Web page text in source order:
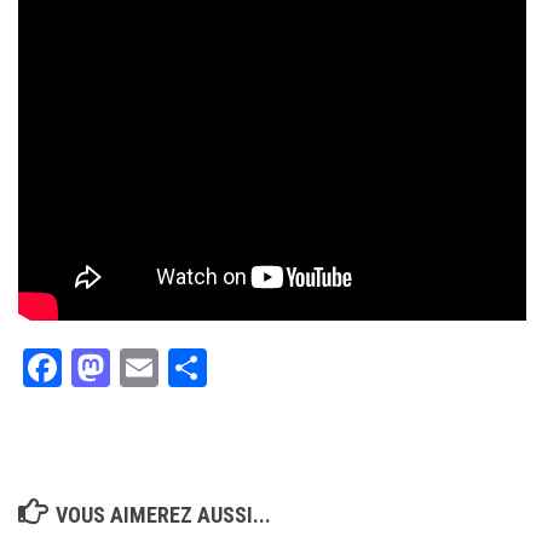
Facebook
Mastodon
Email
VOUS AIMEREZ AUSSI...